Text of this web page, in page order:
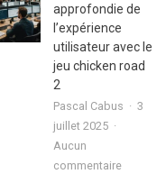
approfondie de
l’expérience
utilisateur avec le
jeu chicken road
2
Pascal Cabus
3
juillet 2025
Aucun
commentairesur